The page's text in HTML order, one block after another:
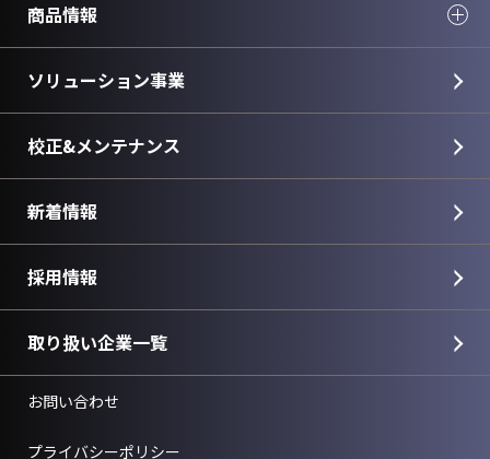
商品情報
ソリューション事業
校正&メンテナンス
新着情報
採用情報
取り扱い企業一覧
お問い合わせ
プライバシーポリシー